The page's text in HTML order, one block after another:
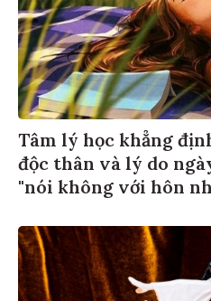
Tâm lý học khẳng
độc thân và lý do
"nói không với hôn